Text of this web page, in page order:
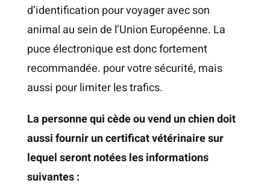
d’identification pour voyager avec son
animal au sein de l’Union Européenne. La
puce électronique est donc fortement
recommandée. pour votre sécurité, mais
aussi pour limiter les trafics.
La personne qui cède ou vend un chien doit
aussi fournir un certificat vétérinaire sur
lequel seront notées les informations
suivantes :